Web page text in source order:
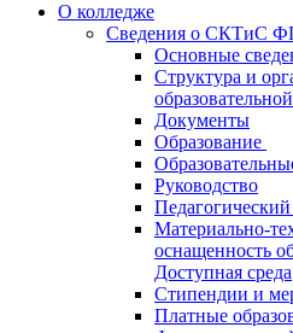
О колледже
Сведения о СКТиС
Основные
Структура и
Документы
Образование
Руководство
Педагогический
Материально-
оснащенность
Доступная среда
Стипендии и
Платные